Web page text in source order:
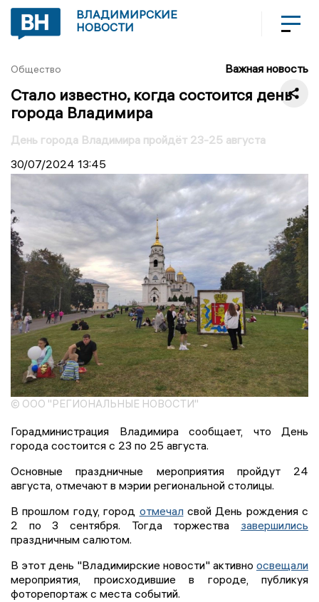
ВЛАДИМИРСКИЕ
НОВОСТИ
Общество Важная новость
Стало известно, когда состоится день
города Владимира
День города Владимира пройдёт 23-25 августа
30/07/2024 13:45
© ООО "РЕГИОНАЛЬНЫЕ НОВОСТИ"
Горадминистрация Владимира сообщает, что День
города состоится с 23 по 25 августа.
Основные праздничные мероприятия пройдут 24
августа, отмечают в мэрии региональной столицы.
В прошлом году, город отмечалсвой День рождения с
2 по 3 сентября. Тогда торжества завершились
праздничным салютом.
В этот день "Владимирские новости" активно освещали
мероприятия, происходившие в городе, публикуя
фоторепортаж с места событий.